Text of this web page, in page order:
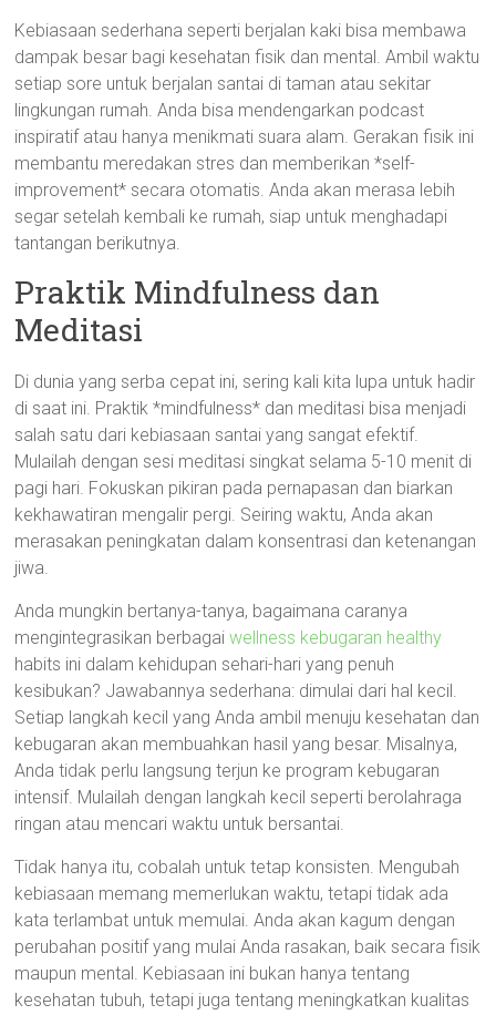
Kebiasaan sederhana seperti berjalan kaki bisa membawa
dampak besar bagi kesehatan fisik dan mental. Ambil waktu
setiap sore untuk berjalan santai di taman atau sekitar
lingkungan rumah. Anda bisa mendengarkan podcast
inspiratif atau hanya menikmati suara alam. Gerakan fisik ini
membantu meredakan stres dan memberikan *self-
improvement* secara otomatis. Anda akan merasa lebih
segar setelah kembali ke rumah, siap untuk menghadapi
tantangan berikutnya.
Praktik Mindfulness dan
Meditasi
Di dunia yang serba cepat ini, sering kali kita lupa untuk hadir
di saat ini. Praktik *mindfulness* dan meditasi bisa menjadi
salah satu dari kebiasaan santai yang sangat efektif.
Mulailah dengan sesi meditasi singkat selama 5-10 menit di
pagi hari. Fokuskan pikiran pada pernapasan dan biarkan
kekhawatiran mengalir pergi. Seiring waktu, Anda akan
merasakan peningkatan dalam konsentrasi dan ketenangan
jiwa.
Anda mungkin bertanya-tanya, bagaimana caranya
mengintegrasikan berbagaiwellness kebugaran healthy
habits ini dalam kehidupan sehari-hari yang penuh
kesibukan? Jawabannya sederhana: dimulai dari hal kecil.
Setiap langkah kecil yang Anda ambil menuju kesehatan dan
kebugaran akan membuahkan hasil yang besar. Misalnya,
Anda tidak perlu langsung terjun ke program kebugaran
intensif. Mulailah dengan langkah kecil seperti berolahraga
ringan atau mencari waktu untuk bersantai.
Tidak hanya itu, cobalah untuk tetap konsisten. Mengubah
kebiasaan memang memerlukan waktu, tetapi tidak ada
kata terlambat untuk memulai. Anda akan kagum dengan
perubahan positif yang mulai Anda rasakan, baik secara fisik
maupun mental. Kebiasaan ini bukan hanya tentang
kesehatan tubuh, tetapi juga tentang meningkatkan kualitas